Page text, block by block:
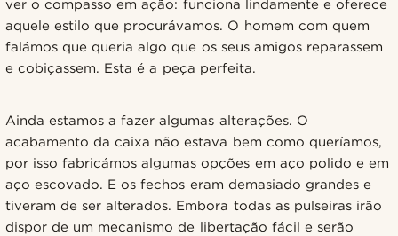
ver o compasso em ação: funciona lindamente e oferece
aquele estilo que procurávamos. O homem com quem
falámos que queria algo que os seus amigos reparassem
e cobiçassem. Esta é a peça perfeita.
Ainda estamos a fazer algumas alterações. O
acabamento da caixa não estava bem como queríamos,
por isso fabricámos algumas opções em aço polido e em
aço escovado. E os fechos eram demasiado grandes e
tiveram de ser alterados. Embora todas as pulseiras irão
dispor de um mecanismo de libertação fácil e serão